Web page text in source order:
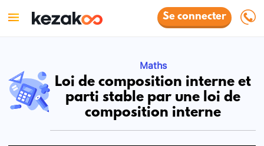
Se connecter
Maths
Loi de composition interne et
parti stable par une loi de
composition interne